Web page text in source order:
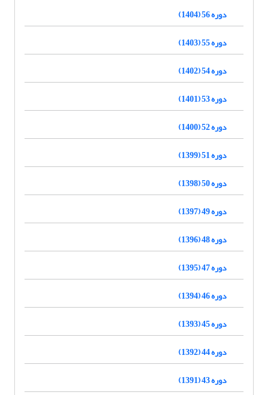
دوره 56 (1404)
دوره 55 (1403)
دوره 54 (1402)
دوره 53 (1401)
دوره 52 (1400)
دوره 51 (1399)
دوره 50 (1398)
دوره 49 (1397)
دوره 48 (1396)
دوره 47 (1395)
دوره 46 (1394)
دوره 45 (1393)
دوره 44 (1392)
دوره 43 (1391)